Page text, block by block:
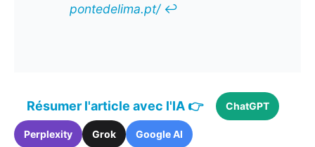
pontedelima.pt/ ↩︎
Résumer l'article avec l'IA 👉 ChatGPT
Perplexity Grok Google AI